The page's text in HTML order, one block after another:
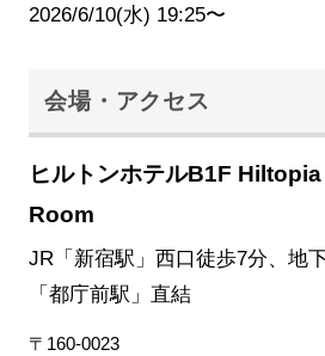
2026/6/10(水) 19:25〜
会場・アクセス
ヒルトンホテルB1F
Room
JR「新宿駅」西口徒歩7分、地
「都庁前駅」直結
〒160-0023